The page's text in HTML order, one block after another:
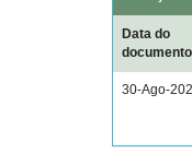
Data do
documento
30-Ago-